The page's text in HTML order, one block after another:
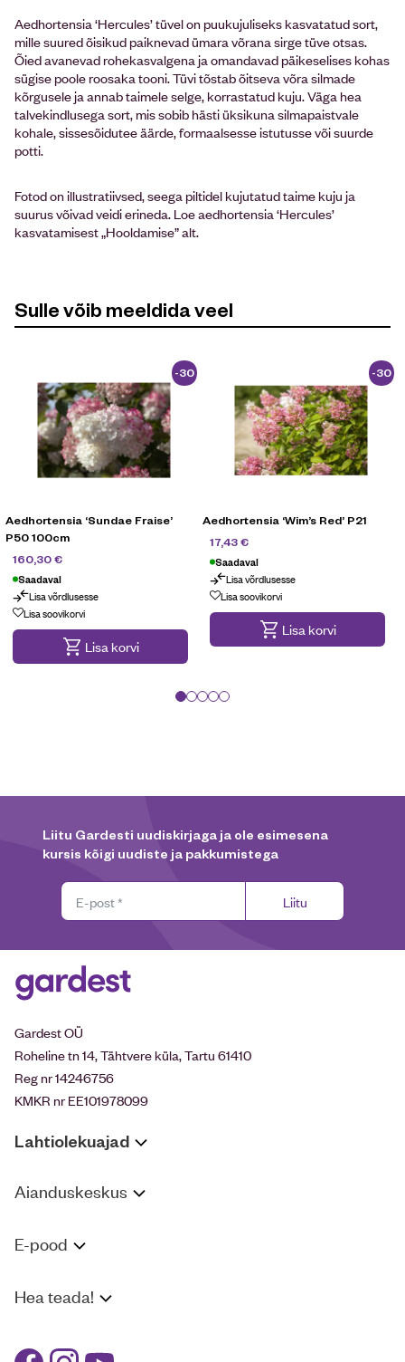
Aedhortensia ‘Hercules’ tüvel on puukujuliseks kasvatatud sort,
mille suured õisikud paiknevad ümara võrana sirge tüve otsas.
Õied avanevad rohekasvalgena ja omandavad päikeselises kohas
sügise poole roosaka tooni. Tüvi tõstab õitseva võra silmade
kõrgusele ja annab taimele selge, korrastatud kuju. Väga hea
talvekindlusega sort, mis sobib hästi üksikuna silmapaistvale
kohale, sissesõidutee äärde, formaalsesse istutusse või suurde
potti.
Fotod on illustratiivsed, seega piltidel kujutatud taime kuju ja
suurus võivad veidi erineda. Loe aedhortensia ‘Hercules’
kasvatamisest „Hooldamise” alt.
Sulle võib meeldida veel
-30
%
Aedhortensia ‘Sundae Fraise’
P50 100cm
160,30€
Saadaval
Lisa võrdlusesse
Lisa soovikorvi
Lisa korvi
-30
%
Aedhortensia ‘Wim’s Red’ P21
17,43€
Saadaval
Lisa võrdlusesse
Lisa soovikorvi
Lisa korvi
Liitu Gardesti uudiskirjaga ja ole esimesena
kursis kõigi uudiste ja pakkumistega
Liitu
Gardest OÜ
Roheline tn 14, Tähtvere küla, Tartu 61410
Reg nr 14246756
KMKR nr EE101978099
Lahtiolekuajad
Aianduskeskus
E-pood
Hea teada!